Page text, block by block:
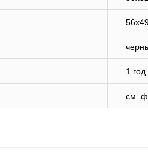
1 год
cм.